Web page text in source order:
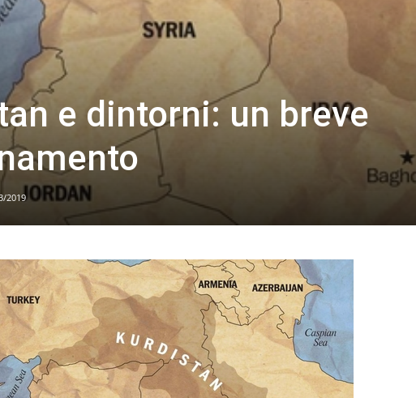
e dintorni: un breve
2019